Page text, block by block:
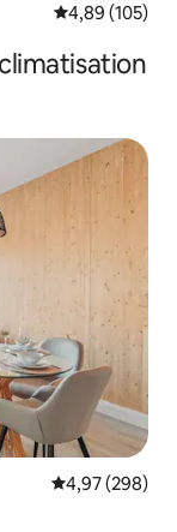
Note
4,89 (105)
Note
4,97 (298)